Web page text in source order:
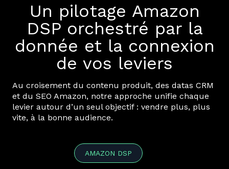
Un pilotage Amazon
DSP orchestré par la
donnée et la connexion
de vos leviers
Au croisement du contenu produit, des datas CRM
et du SEO Amazon, notre approche unifie chaque
levier autour d’un seul objectif : vendre plus, plus
vite, à la bonne audience.
AMAZON DSP